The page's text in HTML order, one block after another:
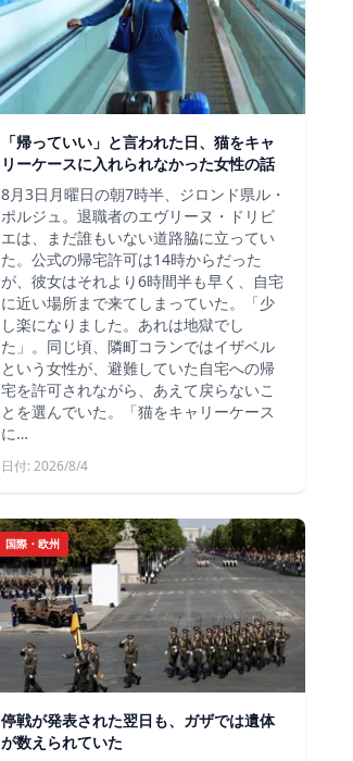
「帰っていい」と言われた日、猫をキャ
リーケースに入れられなかった女性の話
8月3日月曜日の朝7時半、ジロンド県ル・
ポルジュ。退職者のエヴリーヌ・ドリビ
エは、まだ誰もいない道路脇に立ってい
た。公式の帰宅許可は14時からだった
が、彼女はそれより6時間半も早く、自宅
に近い場所まで来てしまっていた。「少
し楽になりました。あれは地獄でし
た」。同じ頃、隣町コランではイザベル
という女性が、避難していた自宅への帰
宅を許可されながら、あえて戻らないこ
とを選んでいた。「猫をキャリーケース
に…
日付: 2026/8/4
国際・欧州
停戦が発表された翌日も、ガザでは遺体
が数えられていた